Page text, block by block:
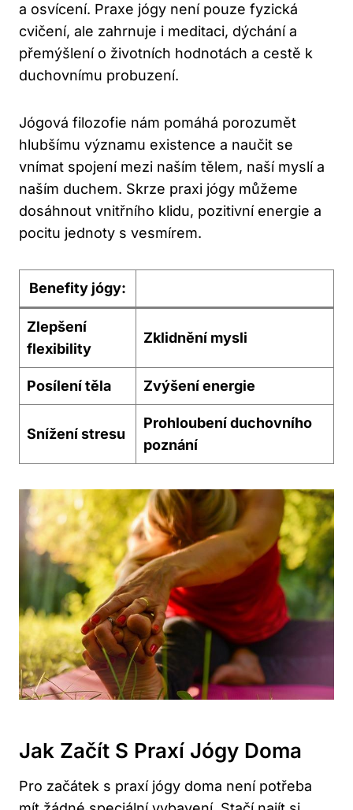
a osvícení. Praxe jógy není pouze fyzická
cvičení, ale zahrnuje i meditaci, dýchání a
přemýšlení o životních hodnotách a cestě k
duchovnímu probuzení.
Jógová filozofie nám pomáhá porozumět
hlubšímu významu existence a naučit se
vnímat spojení mezi naším tělem, naší myslí a
naším duchem. Skrze praxi jógy můžeme
dosáhnout vnitřního klidu, pozitivní energie a
pocitu jednoty s vesmírem.
Benefity jógy:
Zlepšení
flexibility
Zklidnění mysli
Posílení těla Zvýšení energie
Snížení stresu
Prohloubení duchovního
poznání
Jak Začít S Praxí Jógy Doma
Pro začátek s praxí jógy doma není potřeba